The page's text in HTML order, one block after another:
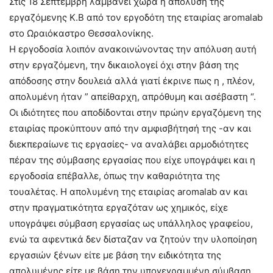
εργαζόμενης Κ.Β από τον εργοδότη της εταιρίας aromalab
στο Ωραιόκαστρο Θεσσαλονίκης.
Η εργοδοσία λοιπόν ανακοινώνοντας την απόλυση αυτή
στην εργαζόμενη, την δικαιολογεί όχι στην βάση της
απόδοσης στην δουλειά αλλά γιατί έκρινε πως η , πλέον,
απολυμένη ήταν ” απείθαρχη, απρόθυμη και ασέβαστη “.
Οι ιδιότητες που αποδίδονται στην πρώην εργαζόμενη της
εταιρίας προκύπτουν από την αμφισβήτησή της -αν και
διεκπεραίωνε τις εργασίες- να αναλάβει αρμοδιότητες
πέραν της σύμβασης εργασίας που είχε υπογράψει και η
εργοδοσία επέβαλλε, όπως την καθαριότητα της
τουαλέτας. Η απολυμένη της εταιρίας aromalab αν και
στην πραγματικότητα εργαζόταν ως χημικός, είχε
υπογράψει σύμβαση εργασίας ως υπάλληλος γραφείου,
ενώ τα αφεντικά δεν δίσταζαν να ζητούν την υλοποίηση
εργασιών ξένων είτε με βάση την ειδικότητα της